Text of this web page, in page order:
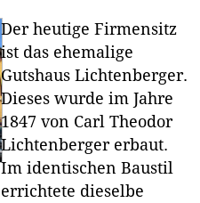
Der heutige Firmensitz
ist das ehemalige
Gutshaus Lichtenberger.
Dieses wurde im Jahre
1847 von Carl Theodor
Lichtenberger erbaut.
Im identischen Baustil
errichtete dieselbe